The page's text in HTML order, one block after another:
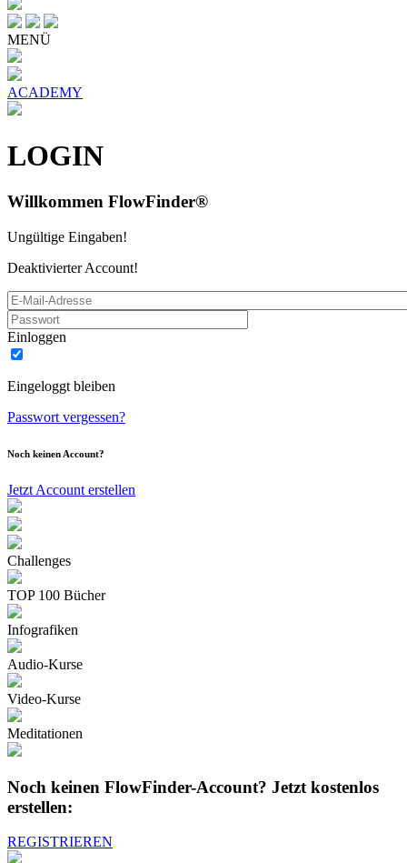
MENÜ
ACADEMY
LOGIN
Willkommen FlowFinder®
Ungültige Eingaben!
Deaktivierter Account!
Einloggen
Eingeloggt bleiben
Passwort vergessen?
Noch keinen Account?
Jetzt Account erstellen
Challenges
TOP 100 Bücher
Infografiken
Audio-Kurse
Video-Kurse
Meditationen
Noch keinen FlowFinder-Account? Jetzt kostenlos
erstellen:
REGISTRIEREN